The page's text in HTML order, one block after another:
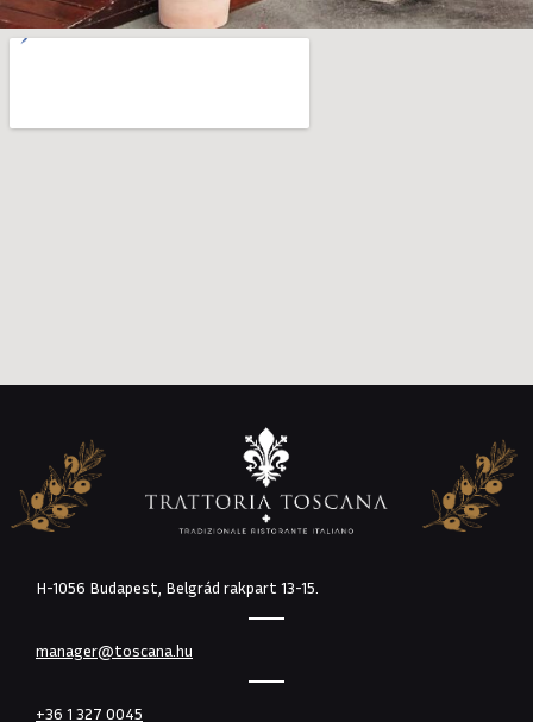
H-1056 Budapest, Belgrád rakpart 13-15.
manager@toscana.hu
+36 1 327 0045